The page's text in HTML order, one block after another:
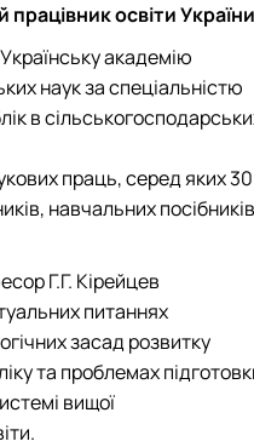
освіти України
академію
наук за спеціальністю
в
праць, серед яких 30
навчальних
Г.Г. Кірейцев
питаннях
засад розвитку
та проблемах
вищої